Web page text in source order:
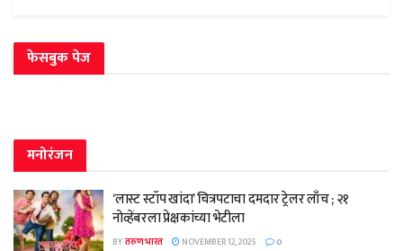
फेसबुक पेज
मनोरंजन
‘लास्ट स्टॉप खांदा’ चित्रपटाचा दमदार ट्रेलर लाँच ; २१
नोव्हेंबरला प्रेक्षकांच्या भेटीला
BYतरुण भारत NOVEMBER 12, 2025 0